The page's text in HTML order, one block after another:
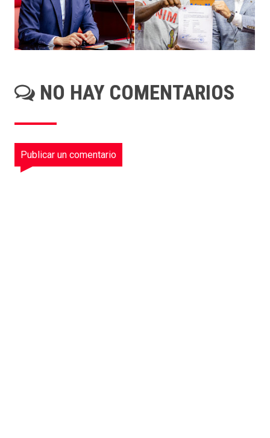
NO HAY COMENTARIOS
Publicar un comentario